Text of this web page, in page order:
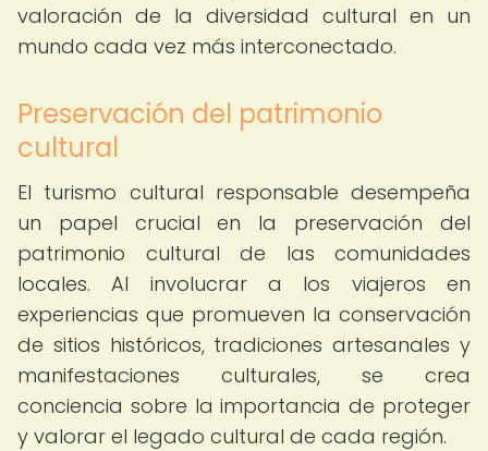
valoración de la diversidad cultural en un
mundo cada vez más interconectado.
Preservación del patrimonio
cultural
El turismo cultural responsable desempeña
un papel crucial en la preservación del
patrimonio cultural de las comunidades
locales. Al involucrar a los viajeros en
experiencias que promueven la conservación
de sitios históricos, tradiciones artesanales y
manifestaciones culturales, se crea
conciencia sobre la importancia de proteger
y valorar el legado cultural de cada región.